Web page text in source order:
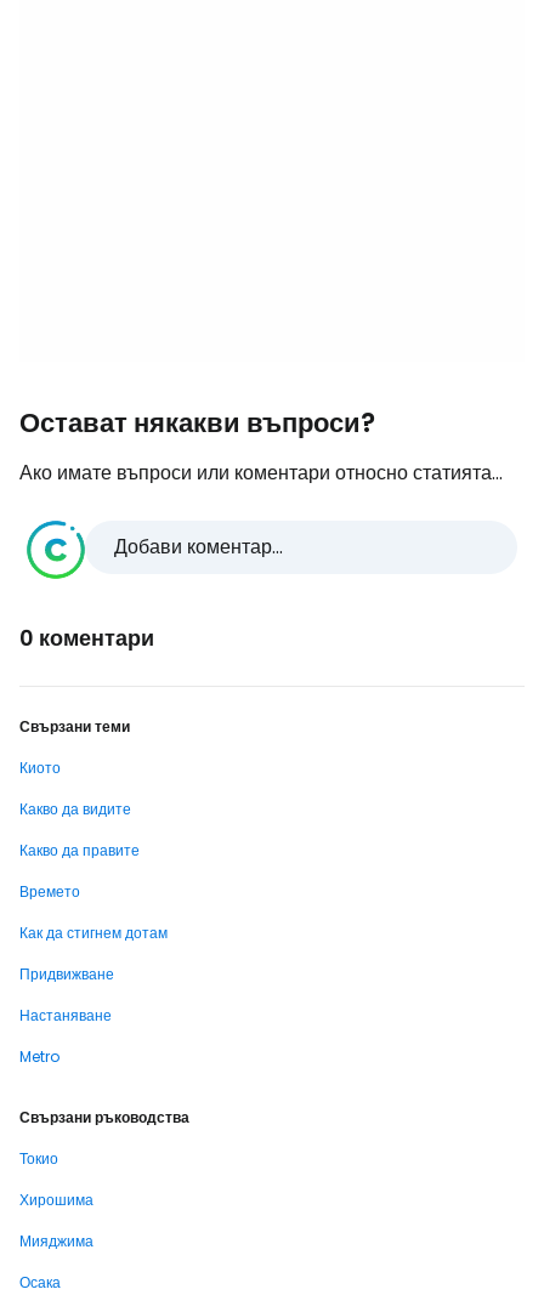
Остават някакви въпроси?
Ако имате въпроси или коментари относно статията...
Добави коментар...
0 коментари
Свързани теми
Киото
Какво да видите
Какво да правите
Времето
Как да стигнем дотам
Придвижване
Настаняване
Metro
Свързани ръководства
Токио
Хирошима
Мияджима
Осака